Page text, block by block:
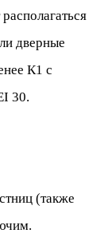
дверные
К1 с
30.
(также